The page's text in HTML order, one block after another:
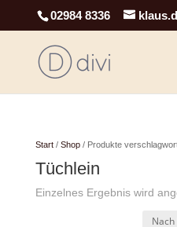
02984 8336
Start/ Shop/ Produkte
Tüchlein
Einzelnes Ergebnis wird